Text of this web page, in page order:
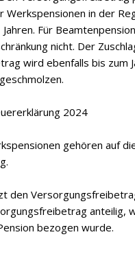
Werkspensionen in der
Für
nicht. Der
wird ebenfalls bis zum
2024
gehören auf
den
anteilig,
bezogen wurde.